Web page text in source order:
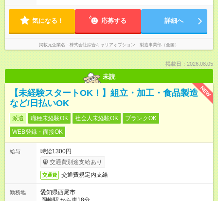
気になる！ 応募する 詳細へ
掲載元企業名 株式会社綜合キャリアオプション 製造事業部（全国）
掲載日：2026.08.05
未読
NEW
【未経験スタートOK！】組立・加工・食品製造
など/日払いOK
派遣 職種未経験OK 社会人未経験OK
ブランクOK
WEB登録・面接OK
給与
時給1300円
交通費別途支給あり
交通費 交通費規定内支給
勤務地
愛知県西尾市